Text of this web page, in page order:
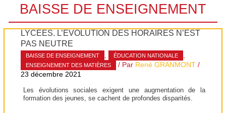
BAISSE DE ENSEIGNEMENT
LYCÉES. L’ÉVOLUTION DES HORAIRES N’EST
PAS NEUTRE
BAISSE DE ENSEIGNEMENT , ÉDUCATION NATIONALE ,
ENSEIGNEMENT DES MATIÈRES / Par René GRANMONT /
23 décembre 2021
Les évolutions sociales exigent une augmentation de la
formation des jeunes, se cachent de profondes disparités.